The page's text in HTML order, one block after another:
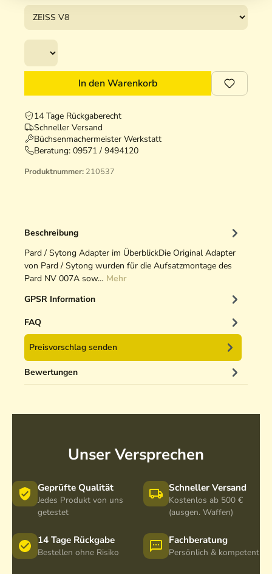
In den Warenkorb
14 Tage Rückgaberecht
Schneller Versand
Büchsenmachermeister Werkstatt
Beratung: 09571 / 9494120
Produktnummer: 210537
Beschreibung
Pard / Sytong Adapter im ÜberblickDie Original Adapter
von Pard / Sytong wurden für die Aufsatzmontage des
Pard NV 007A sow… Mehr
GPSR Information
FAQ
Preisvorschlag senden
Bewertungen
Unser Versprechen
Geprüfte Qualität
Jedes Produkt von uns
getestet
Schneller Versand
Kostenlos ab 500 €
(ausgen. Waffen)
14 Tage Rückgabe
Bestellen ohne Risiko
Fachberatung
Persönlich & kompetent